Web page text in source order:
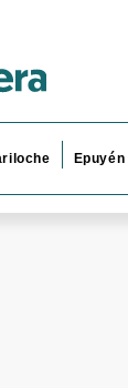
Epuyén